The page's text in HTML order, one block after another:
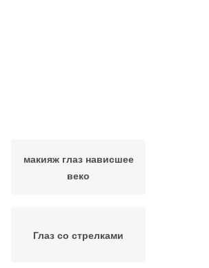
макияж глаз нависшее
веко
Глаз со стрелками